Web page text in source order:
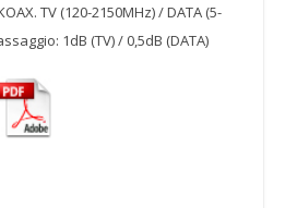
TV (120-2150MHz) / DATA (5-
1dB (TV) / 0,5dB (DATA)